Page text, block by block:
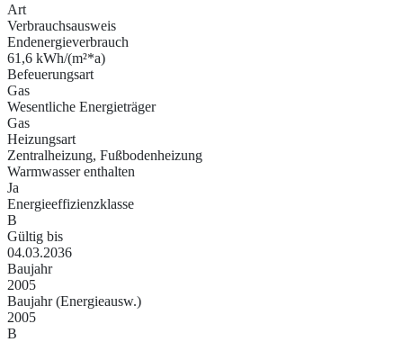
Art
Verbrauchsausweis
Endenergieverbrauch
61,6 kWh/(m²*a)
Befeuerungsart
Gas
Wesentliche Energieträger
Gas
Heizungsart
Zentralheizung, Fußbodenheizung
Warmwasser enthalten
Ja
Energieeffizienzklasse
B
Gültig bis
04.03.2036
Baujahr
2005
Baujahr (Energieausw.)
2005
B